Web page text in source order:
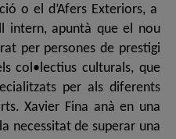
o el d’Afers Exteriors, a
intern, apuntà que el nou
per persones de prestigi
col•lectius culturals, que
per als diferents
Xavier Fina anà en una
necessitat de superar una